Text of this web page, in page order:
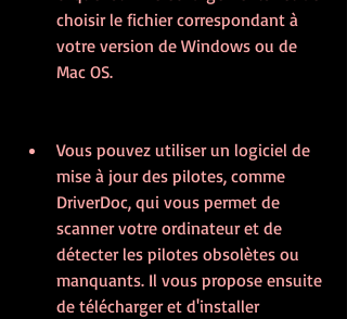
choisir le fichier correspondant à
votre version de Windows ou de
Mac OS.
Vous pouvez utiliser un logiciel de
mise à jour des pilotes, comme
DriverDoc, qui vous permet de
scanner votre ordinateur et de
détecter les pilotes obsolètes ou
manquants. Il vous propose ensuite
de télécharger et d'installer